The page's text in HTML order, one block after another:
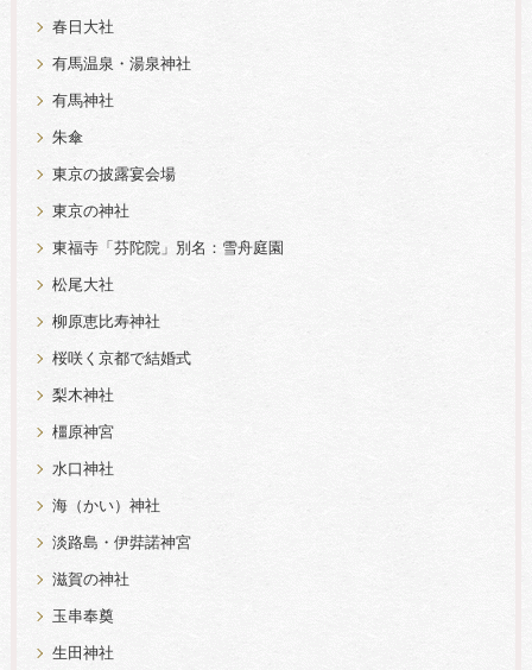
春日大社
有馬温泉・湯泉神社
有馬神社
朱傘
東京の披露宴会場
東京の神社
東福寺「芬陀院」別名：雪舟庭園
松尾大社
柳原恵比寿神社
桜咲く京都で結婚式
梨木神社
橿原神宮
水口神社
海（かい）神社
淡路島・伊弉諾神宮
滋賀の神社
玉串奉奠
生田神社